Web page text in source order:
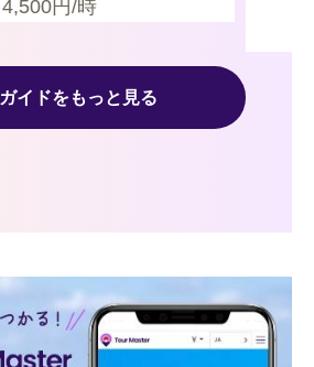
4,500円/時
ガイドをもっと見る